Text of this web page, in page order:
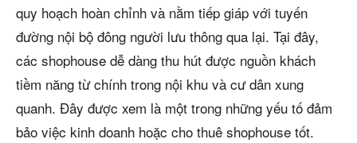
quy hoạch hoàn chỉnh và nằm tiếp giáp với tuyến
đường nội bộ đông người lưu thông qua lại. Tại đây,
các shophouse dễ dàng thu hút được nguồn khách
tiềm năng từ chính trong nội khu và cư dân xung
quanh. Đây được xem là một trong những yếu tố đảm
bảo việc kinh doanh hoặc cho thuê shophouse tốt.